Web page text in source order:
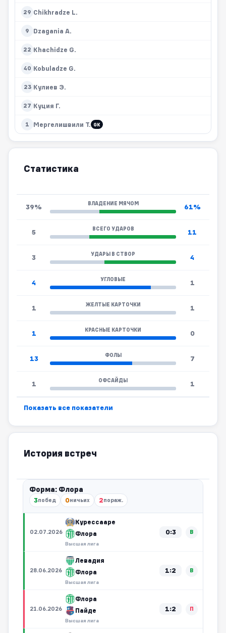
29 Chikhradze L.
9 Dzagania A.
22 Khachidze G.
40 Kobuladze G.
23 Кулиев Э.
27 Куция Г.
1 Мергелишвили Т. GK
Статистика
39% ВЛАДЕНИЕ МЯЧОМ 61%
5 ВСЕГО УДАРОВ 11
3 УДАРЫ В СТВОР 4
4 УГЛОВЫЕ 1
1 ЖЕЛТЫЕ КАРТОЧКИ 1
1 КРАСНЫЕ КАРТОЧКИ 0
13 ФОЛЫ 7
1 ОФСАЙДЫ 1
Показать все показатели
История встреч
Форма: Флора
3побед 0ничьих 2пораж.
02.07.2026
Курессааре
Флора
Высшая лига
0:3 В
28.06.2026
Левадия
Флора
Высшая лига
1:2 В
21.06.2026
Флора
Пайде
Высшая лига
1:2 П